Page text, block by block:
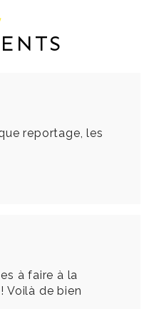
reportage, les
à faire à la
Voilà de bien